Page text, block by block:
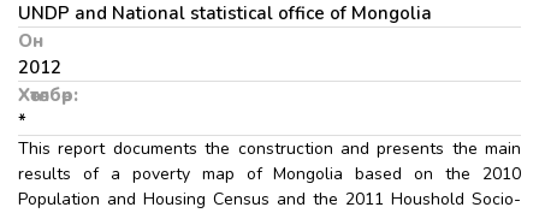
UNDP and National statistical office of Mongolia
Он
2012
Хөтөлбөр:
*
This report documents the construction and presents the main
results of a poverty map of Mongolia based on the 2010
Population and Housing Census and the 2011 Houshold Socio-